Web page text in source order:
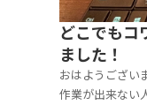
どこでもコ
ました！
おはようござい
作業が出来ない